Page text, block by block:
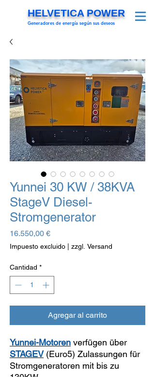
Generadores de energía según sus deseos
HELVETICA POWER
Yunnei 30 KW / 38KVA
StageV Diesel-
Stromgenerator
16.550,00 €Precio
Impuesto excluido zzgl. Versand
Cantidad *
Agregar al carrito
Yunnei-Motoren verfügen über
STAGEV(Euro5) Zulassungen für
Stromgeneratoren mit bis zu